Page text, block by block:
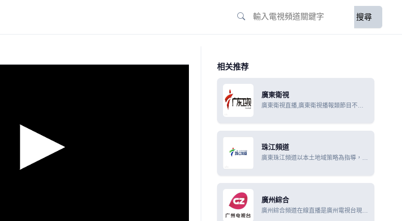
搜尋
相关推荐
廣東衛視
廣東衛視直播,廣東衛視播報類節目不僅
優勢，聯動港澳，連線全國，放眼全球，
珠江頻道
廣東珠江頻道以本土地域策略為指導，突
進行版面優化和節目調整，收視又有了全
廣州綜合
廣州綜合頻道在線直播是廣州電視台現有